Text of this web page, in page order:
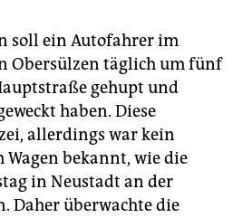
soll ein Autofahrer im
Obersülzen täglich um fünf
gehupt und
haben. Diese
allerdings war kein
Wagen bekannt, wie die
in Neustadt an der
Daher überwachte die